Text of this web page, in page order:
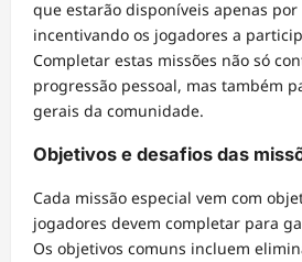
que estarão disponíveis apenas
incentivando os jogadores a
Completar estas missões não só
progressão pessoal, mas também
gerais da comunidade.
Objetivos e desafios das
Cada missão especial vem com
jogadores devem completar para
Os objetivos comuns incluem